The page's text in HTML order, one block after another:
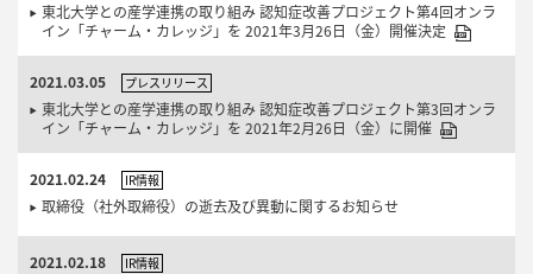
東北大学との産学連携の取り組み 認知症改善プロジェクト第4回オンラ
イン「チャーム・カレッジ」を 2021年3月26日（金）開催決定
2021.03.05 プレスリリース
東北大学との産学連携の取り組み 認知症改善プロジェクト第3回オンラ
イン「チャーム・カレッジ」を 2021年2月26日（金）に開催
2021.02.24 IR情報
取締役（社外取締役）の逝去及び異動に関するお知らせ
2021.02.18 IR情報